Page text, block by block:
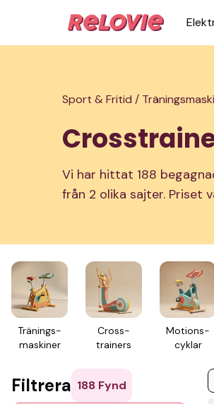
Sport & Fritid /
Vi har hittat 188
från 2 olika sajter. Priset
Tränings­
maskiner
Cross­
trainers
Motions­
cyklar
Filtrera 188 Fynd